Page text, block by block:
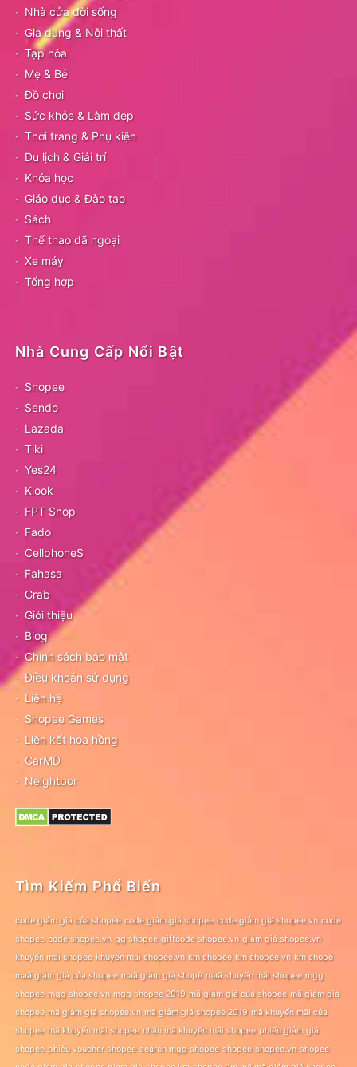
Nhà cửa đời sống
Gia dụng & Nội thất
Tạp hóa
Mẹ & Bé
Đồ chơi
Sức khỏe & Làm đẹp
Thời trang & Phụ kiện
Du lịch & Giải trí
Khóa học
Giáo dục & Đào tạo
Sách
Thể thao dã ngoại
Xe máy
Tổng hợp
Nhà Cung Cấp Nổi Bật
Shopee
Sendo
Lazada
Tiki
Yes24
Klook
FPT Shop
Fado
CellphoneS
Fahasa
Grab
Giới thiệu
Blog
Chính sách bảo mật
Điều khoản sử dụng
Liên hệ
Shopee Games
Liên kết hoa hồng
CarMD
Neightbor
Tìm Kiếm Phổ Biến
code giảm giá của shopee code giảm giá shopee code giảm giá shopee.vn code
shopee code shopee.vn gg shopee giftcode shopee.vn giảm giá shopee.vn
khuyến mãi shopee khuyến mãi shopee.vn km shopee km shopee vn km shopê
maã giảm giá của shopee maã giảm giá shopê maã khuyến mãi shopee mgg
shopee mgg shopee.vn mgg shopee 2019 mã giảm giá của shopee mã giảm giá
shopee mã giảm giá shopee.vn mã giảm giá shopee 2019 mã khuyến mãi của
shopee mã khuyến mãi shopee nhận mã khuyến mãi shopee phiếu giảm giá
shopee phiếu voucher shopee search mgg shopee shopee shopee.vn shopee